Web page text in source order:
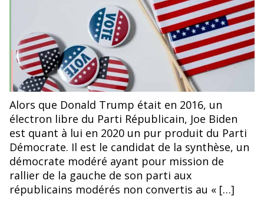
Alors que Donald Trump était en 2016, un
électron libre du Parti Républicain, Joe Biden
est quant à lui en 2020 un pur produit du Parti
Démocrate. Il est le candidat de la synthèse, un
démocrate modéré ayant pour mission de
rallier de la gauche de son parti aux
républicains modérés non convertis au « […]